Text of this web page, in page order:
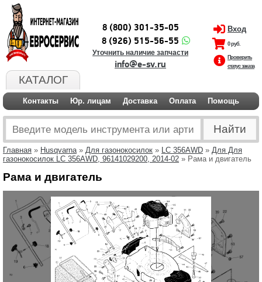
КАТАЛОГ
8 (800) 301-35-05
8 (926) 515-56-55
Уточнить наличие запчасти
info@e-sv.ru
Вход
0 руб.
Проверить
статус заказа
Контакты Юр. лицам Доставка Оплата Помощь
Главная » Husqvarna» Для газонокосилок » LC 356AWD » Для Для
газонокосилок LC 356AWD, 96141029200, 2014-02 » Рама и двигатель
Рама и двигатель